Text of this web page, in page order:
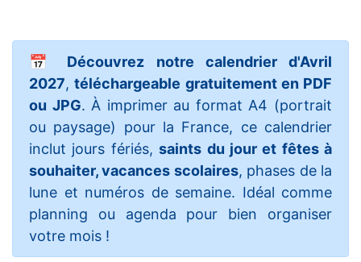
📅 Découvrez notre calendrier d'Avril
2027,téléchargeable gratuitement en PDF
ou JPG. À imprimer au format A4 (portrait
ou paysage) pour la France, ce calendrier
inclut jours fériés,saints du jour et fêtes à
souhaiter, vacances scolaires, phases de la
lune et numéros de semaine. Idéal comme
planning ou agenda pour bien organiser
votre mois !